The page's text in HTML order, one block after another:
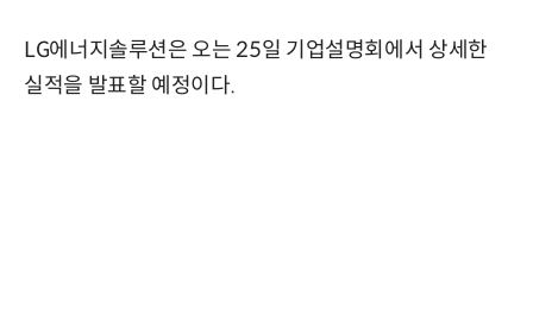
LG에너지솔루션은 오는 25일 기업설명회에서 상세한
실적을 발표할 예정이다.